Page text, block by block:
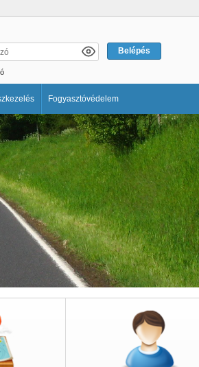
Fogyasztóvédelem